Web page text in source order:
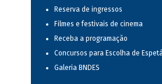
Reserva de ingressos
Filmes e festivais de cinema
Receba a programação
Concursos para Escolha de
Galeria BNDES